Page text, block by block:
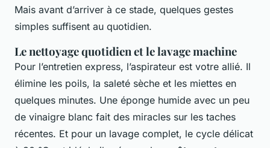
Mais avant d’arriver à ce stade, quelques gestes
simples suffisent au quotidien.
Le nettoyage quotidien et le lavage machine
Pour l’entretien express, l’aspirateur est votre allié. Il
élimine les poils, la saleté sèche et les miettes en
quelques minutes. Une éponge humide avec un peu
de vinaigre blanc fait des miracles sur les taches
récentes. Et pour un lavage complet, le cycle délicat